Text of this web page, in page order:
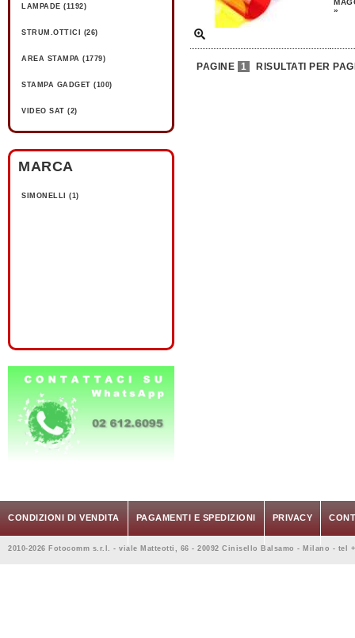
LAMPADE (1192)
STRUM.OTTICI (26)
AREA STAMPA (1779)
STAMPA GADGET (100)
VIDEO SAT (2)
MARCA
SIMONELLI (1)
»
PAGINE 1 RISULTATI PER
CONDIZIONI DI VENDITA PAGAMENTI E SPEDIZIONI PRIVACY
2010-2026 Fotocomm s.r.l. - viale Matteotti, 66 - 20092 Cinisello Balsamo - Milano - tel